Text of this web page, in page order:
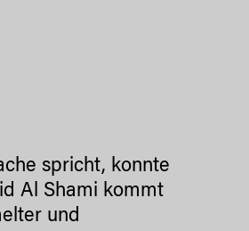
spricht, konnte
Al Shami kommt
und